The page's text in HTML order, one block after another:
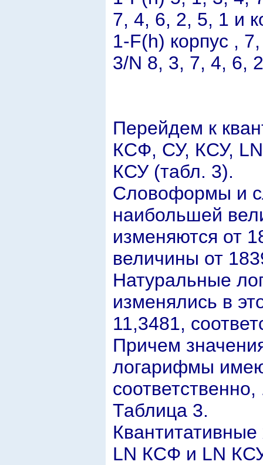
7, 4, 6, 2, 5, 1 и
1-F(h) корпус ,
3/N 8, 3, 7, 4, 6,
Перейдем к
КСФ, СУ, КСУ,
КСУ (табл. 3).
Cловоформы и
наибольшей
изменяются от
величины от
Натуральные
изменялись в
11,3481,
Причем
логарифмы
Таблица 3.
LN КСФ и LN